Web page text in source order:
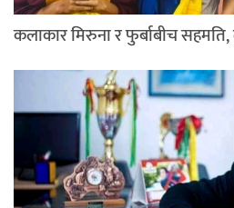
कलाकार मिरुना र फुर्बाबीच